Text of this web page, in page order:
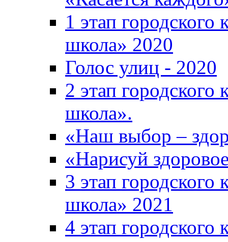
1 этап городского
школа» 2020
Голос улиц - 2020
2 этап городского
школа».
«Наш выбор –
«Нарисуй
3 этап городского
школа» 2021
4 этап городского